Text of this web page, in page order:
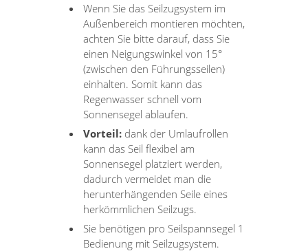
Wenn Sie das Seilzugsystem im
Außenbereich montieren möchten,
achten Sie bitte darauf, dass Sie
einen Neigungswinkel von 15°
(zwischen den Führungsseilen)
einhalten. Somit kann das
Regenwasser schnell vom
Sonnensegel ablaufen.
Vorteil: dank der Umlaufrollen
kann das Seil flexibel am
Sonnensegel platziert werden,
dadurch vermeidet man die
herunterhängenden Seile eines
herkömmlichen Seilzugs.
Sie benötigen pro Seilspannsegel 1
Bedienung mit Seilzugsystem.